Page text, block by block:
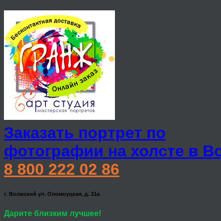
Заказать портрет по
фотографии на холсте в
8 800 222 02 86
г. Волжский ул. Оломоуцкая, д. 31а
Дарите близким лучшее!